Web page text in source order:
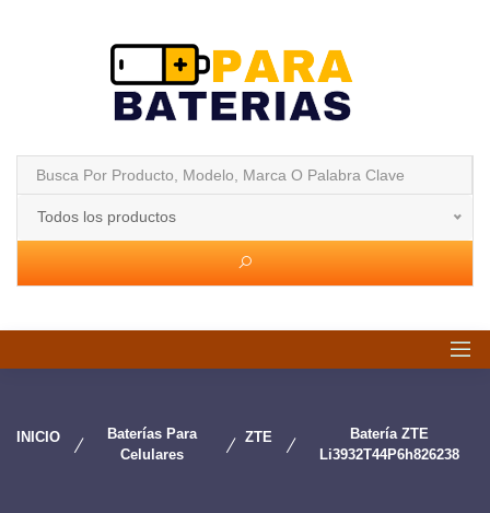
Todos los productos
INICIO
Baterías Para
Celulares
ZTE
Batería ZTE
Li3932T44P6h826238